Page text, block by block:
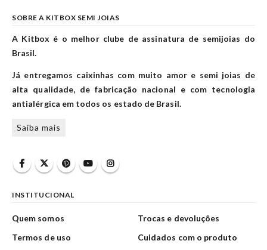
SOBRE A KITBOX SEMI JOIAS
A Kitbox é o melhor clube de assinatura de semijoias do
Brasil.
Já entregamos caixinhas com muito amor e semi joias de
alta qualidade, de fabricação nacional e com tecnologia
antialérgica em todos os estado de Brasil.
Saiba mais
INSTITUCIONAL
Quem somos
Termos de uso
Trocas e devoluções
Cuidados com o produto